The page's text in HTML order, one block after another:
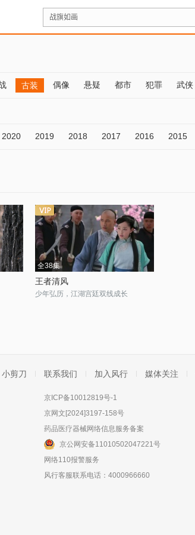
古装 偶像 悬疑 都市 犯罪 武侠
2020 2019 2018 2017 2016 2015
全38集
王者清风
少年弘历，江湖宫廷双线成长
小剪刀 联系我们 加入风行 媒体关注
京ICP备10012819号-1
京网文[2024]3197-158号
药品医疗器械网络信息服务备案
京公网安备11010502047221号
网络110报警服务
风行客服联系电话：4000966660